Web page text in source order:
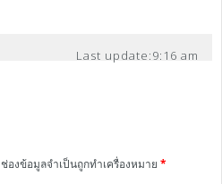
Last update:9:16 am
ช่องข้อมูลจำเป็นถูกทำเครื่องหมาย *